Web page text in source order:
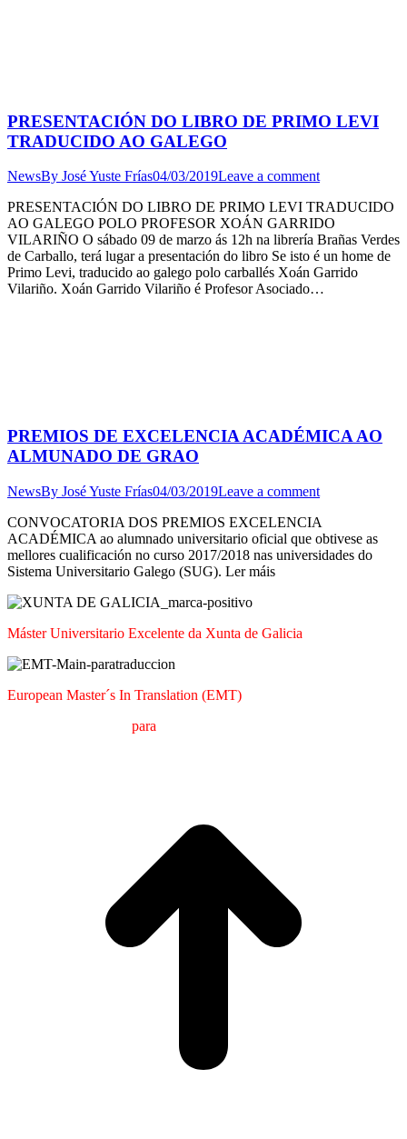
PRESENTACIÓN DO LIBRO DE PRIMO LEVI
TRADUCIDO AO GALEGO
NewsBy José Yuste Frías04/03/2019Leave a comment
PRESENTACIÓN DO LIBRO DE PRIMO LEVI TRADUCIDO
AO GALEGO POLO PROFESOR XOÁN GARRIDO
VILARIÑO O sábado 09 de marzo ás 12h na librería Brañas Verdes
de Carballo, terá lugar a presentación do libro Se isto é un home de
Primo Levi, traducido ao galego polo carballés Xoán Garrido
Vilariño. Xoán Garrido Vilariño é Profesor Asociado…
PREMIOS DE EXCELENCIA ACADÉMICA AO
ALMUNADO DE GRAO
NewsBy José Yuste Frías04/03/2019Leave a comment
CONVOCATORIA DOS PREMIOS EXCELENCIA
ACADÉMICA ao alumnado universitario oficial que obtivese as
mellores cualificación no curso 2017/2018 nas universidades do
Sistema Universitario Galego (SUG). Ler máis
Máster Universitario Excelente da Xunta de Galicia
European Master´s In Translation (EMT)
para